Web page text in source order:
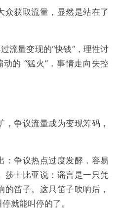
众获取流量，显然是站在了
流量变现的“快钱”，理性讨
动的 “猛火”，事情走向失控
争议流量成为变现筹码，
：争议热点过度发酵，容易
莎士比亚说：谣言是一只凭
笛子。这只笛子吹响后，
就能叫停的了。